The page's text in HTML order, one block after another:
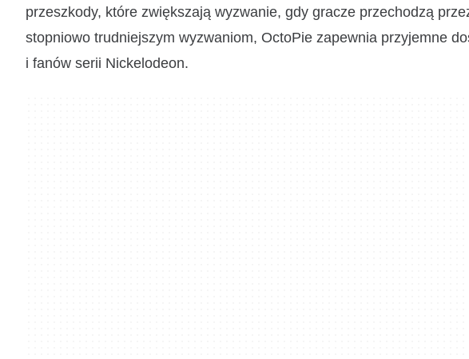
przeszkody, które zwiększają wyzwanie, gdy gracze przechodzą
stopniowo trudniejszym wyzwaniom, OctoPie zapewnia przyjemne
i fanów serii Nickelodeon.